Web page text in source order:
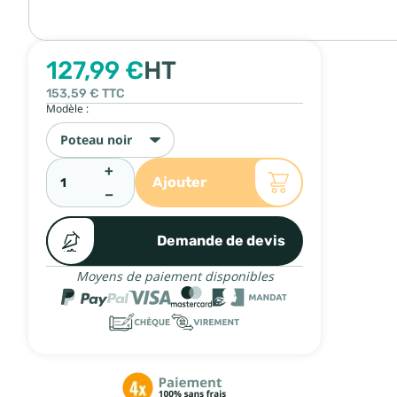
127,99 €HT
153,59 € TTC
Modèle :
Poteau noir
+
−
Ajouter
Demande de devis
Moyens de paiement disponibles